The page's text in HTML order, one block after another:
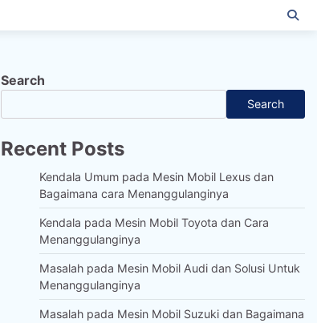
Search
Search
Recent Posts
Kendala Umum pada Mesin Mobil Lexus dan
Bagaimana cara Menanggulanginya
Kendala pada Mesin Mobil Toyota dan Cara
Menanggulanginya
Masalah pada Mesin Mobil Audi dan Solusi Untuk
Menanggulanginya
Masalah pada Mesin Mobil Suzuki dan Bagaimana